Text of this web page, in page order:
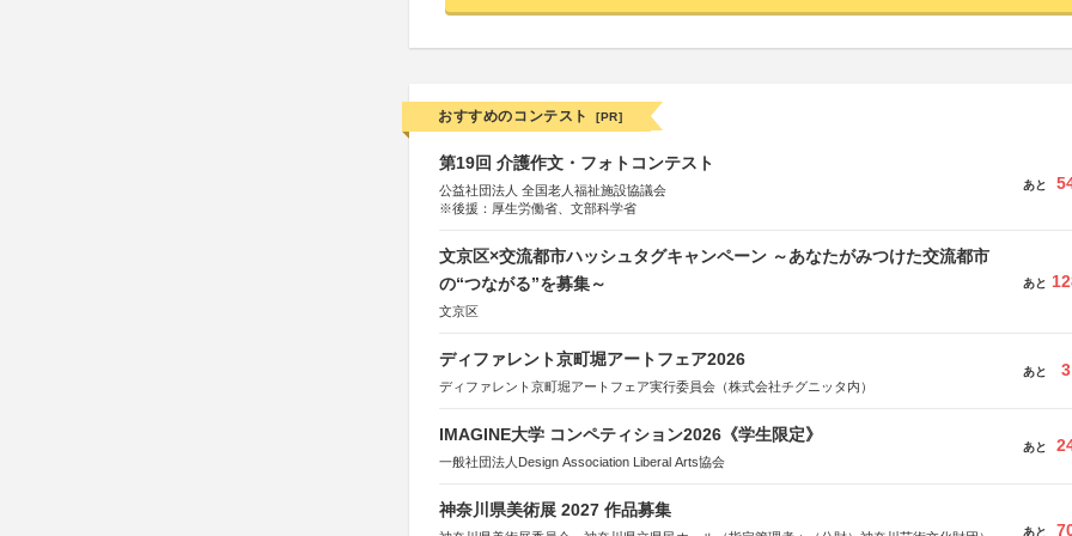
おすすめのコンテスト [PR]
第19回 介護作文・フォトコンテスト
公益社団法人 全国老人福祉施設協議会
※後援：厚生労働省、文部科学省
あと
文京区×交流都市ハッシュタグキャンペーン ～あなたがみつけた交流都市
の“つながる”を募集～
文京区
あと
ディファレント京町堀アートフェア2026
ディファレント京町堀アートフェア実行委員会（株式会社チグニッタ内）
あと 3
IMAGINE大学 コンペティション2026《学生限定》
一般社団法人Design Association Liberal Arts協会
あと
神奈川県美術展 2027 作品募集
あと